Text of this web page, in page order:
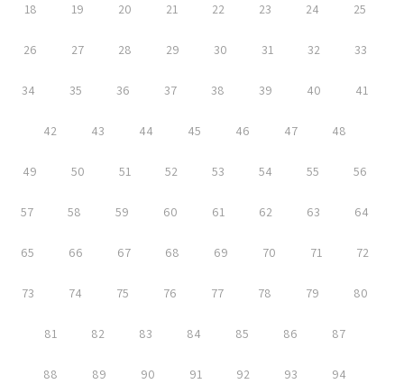
18 19 20 21 22 23 24 25
26 27 28 29 30 31 32 33
34 35 36 37 38 39 40 41
42 43 44 45 46 47 48
49 50 51 52 53 54 55 56
57 58 59 60 61 62 63 64
65 66 67 68 69 70 71 72
73 74 75 76 77 78 79 80
81 82 83 84 85 86 87
88 89 90 91 92 93 94